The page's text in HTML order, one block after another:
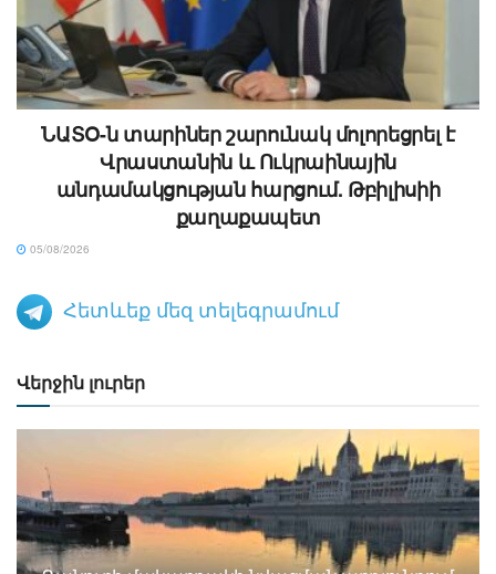
ՆԱՏՕ-ն տարիներ շարունակ մոլորեցրել է
Վրաստանին և Ուկրաինային
անդամակցության հարցում. Թբիլիսիի
քաղաքապետ
05/08/2026
Հետևեք մեզ տելեգրամում
Վերջին լուրեր